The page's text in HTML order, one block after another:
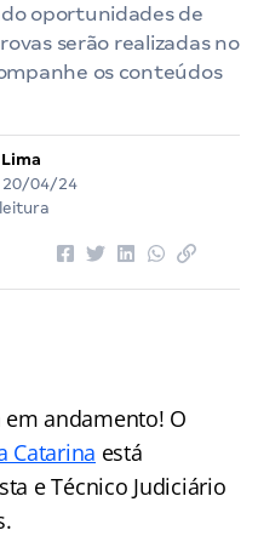
oportunidades de
serão realizadas no
os conteúdos
20/04/24
em andamento! O
Catarina está
e Técnico Judiciário